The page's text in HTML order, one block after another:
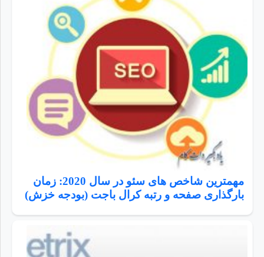
مهمترین شاخص های سئو در سال 2020: زمان
بارگذاری صفحه و رتبه کرال باجت (بودجه خزش)